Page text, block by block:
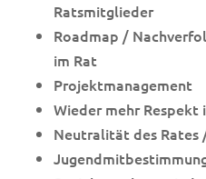
Ratsmitglieder
Roadmap /
im Rat
Projektmanagement
Wieder mehr Respekt
Neutralität des Rates